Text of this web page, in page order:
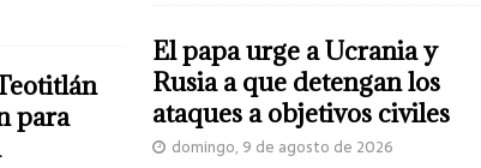
para
El papa urge a Ucrania y
Rusia a que detengan los
ataques a objetivos civiles
domingo, 9 de agosto de 2026